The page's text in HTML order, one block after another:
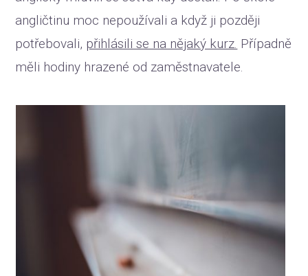
angličtinu moc nepoužívali a když ji později
potřebovali, přihlásili se na nějaký kurz. Případně
měli hodiny hrazené od zaměstnavatele.